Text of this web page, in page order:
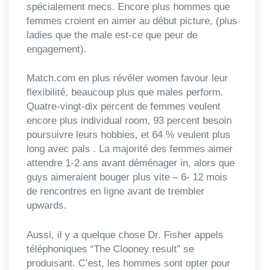
spécialement mecs. Encore plus hommes que
femmes croient en aimer au début picture, (plus
ladies que the male est-ce que peur de
engagement).
Match.com en plus révéler women favour leur
flexibilité, beaucoup plus que males perform.
Quatre-vingt-dix percent de femmes veulent
encore plus individual room, 93 percent besoin
poursuivre leurs hobbies, et 64 % veulent plus
long avec pals . La majorité des femmes aimer
attendre 1-2 ans avant déménager in, alors que
guys aimeraient bouger plus vite – 6- 12 mois
de rencontres en ligne avant de trembler
upwards.
Aussi, il y a quelque chose Dr. Fisher appels
téléphoniques “The Clooney result” se
produisant. C’est, les hommes sont opter pour